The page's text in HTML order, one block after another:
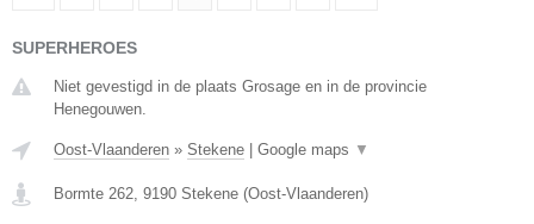
SUPERHEROES
Niet gevestigd in de plaats Grosage en in de provincie
Henegouwen.
Oost-Vlaanderen » Stekene Google maps ▼
Bormte 262, 9190 Stekene (Oost-Vlaanderen)